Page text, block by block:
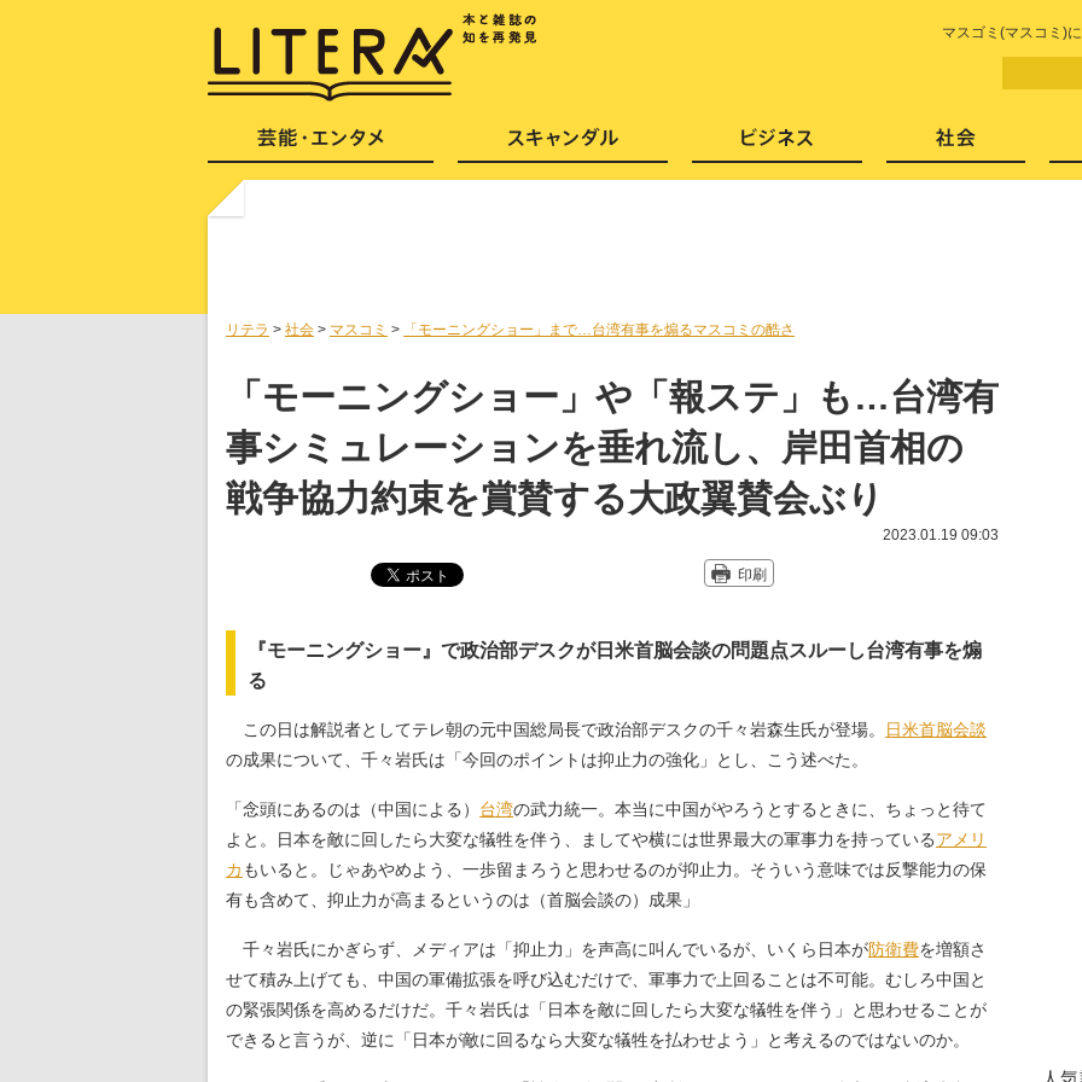
マスゴミ(マスコミ)
リテラ > 社会 > マスコミ > 「モーニングショー」まで…台湾有事を煽るマスコミの酷さ
「モーニングショー」や「報ステ」も…台湾有
事シミュレーションを垂れ流し、岸田首相の
戦争協力約束を賞賛する大政翼賛会ぶり
2023.01.19 09:03
印刷
『モーニングショー』で政治部デスクが日米首脳会談の問題点スルーし台湾有事を煽
る
この日は解説者としてテレ朝の元中国総局長で政治部デスクの千々岩森生氏が登場。
日米首脳会談
の成果について、千々岩氏は「今回のポイントは抑止力の強化」とし、こう述べた。
「念頭にあるのは（中国による） 台湾の武力統一。本当に中国がやろうとするときに、ちょっと待て
よと。日本を敵に回したら大変な犠牲を伴う、ましてや横には世界最大の軍事力を持っているアメリ
カ もいると。じゃあやめよう、一歩留まろうと思わせるのが抑止力。そういう意味では反撃能力の保
有も含めて、抑止力が高まるというのは（首脳会談の）成果」
千々岩氏にかぎらず、メディアは「抑止力」を声高に叫んでいるが、いくら日本が防衛費を増額さ
せて積み上げても、中国の軍備拡張を呼び込むだけで、軍事力で上回ることは不可能。むしろ中国と
の緊張関係を高めるだけだ。千々岩氏は「日本を敵に回したら大変な犠牲を伴う」と思わせることが
できると言うが、逆に「日本が敵に回るなら大変な犠牲を払わせよう」と考えるのではないのか。
芸能・エンタメ スキャンダル